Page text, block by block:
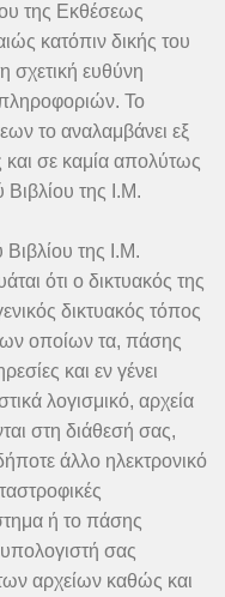
της Εκθέσεως
κατόπιν δικής του
σχετική ευθύνη
Το
το αναλαμβάνει εξ
σε καμία απολύτως
της Ι.Μ.
της Ι.Μ.
ότι ο δικτυακός της
δικτυακός τόπος
οποίων τα, πάσης
και εν γένει
λογισμικό, αρχεία
στη διάθεσή σας,
άλλο ηλεκτρονικό
ή το πάσης
σας
αρχείων καθώς και